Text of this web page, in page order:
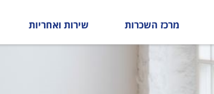
מרכז השכרות שירות ואחריות